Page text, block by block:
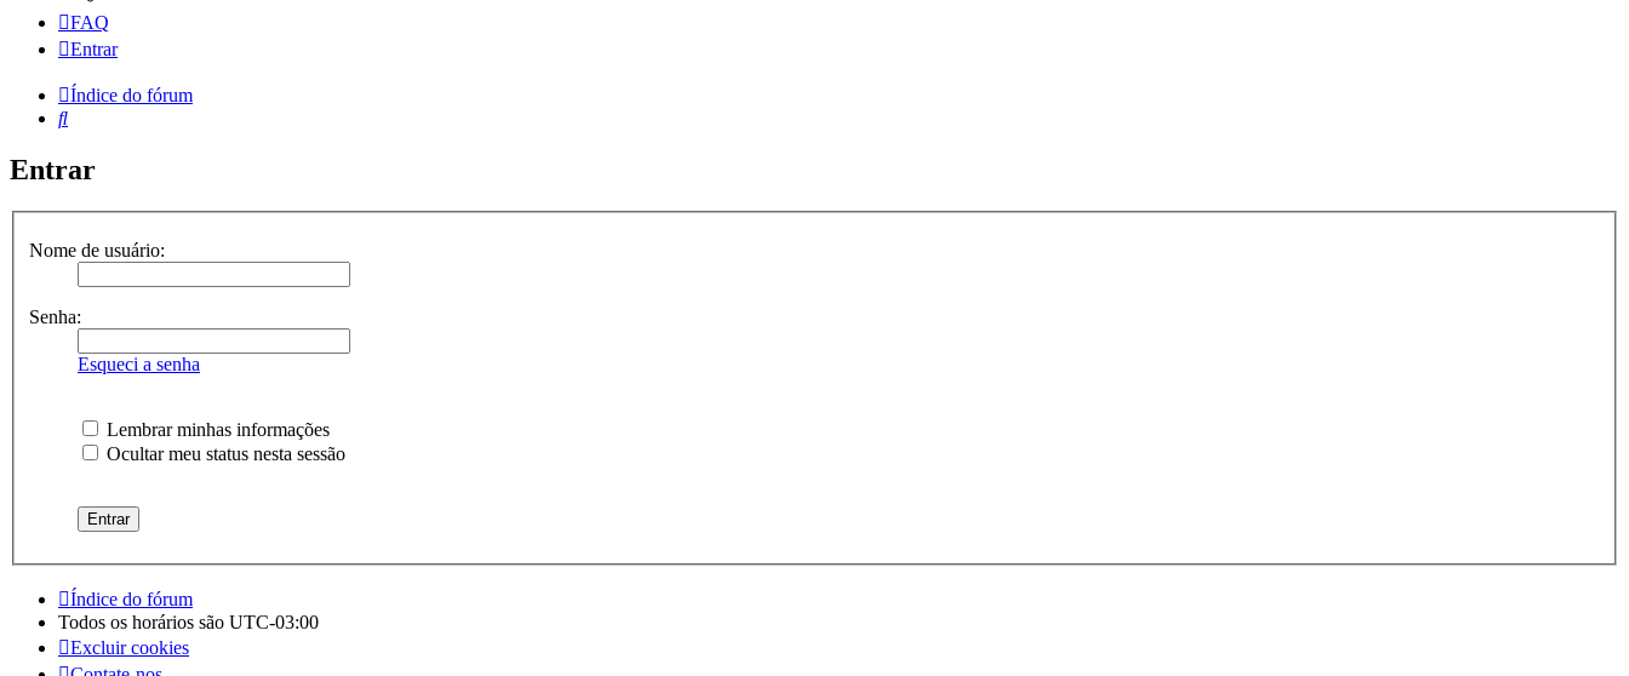
FAQ
Entrar
Índice do fórum
Pesquisar
Entrar
Nome de usuário:
Senha:
Esqueci a senha
Lembrar minhas informações
Ocultar meu status nesta sessão
Índice do fórum
Todos os horários são UTC-03:00
Excluir cookies